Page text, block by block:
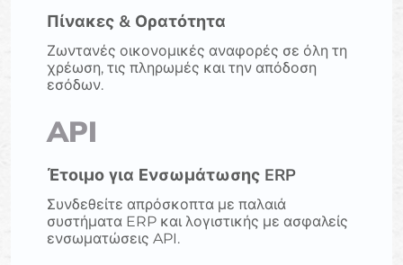
Πίνακες & Ορατότητα
Ζωντανές οικονομικές αναφορές σε όλη τη
χρέωση, τις πληρωμές και την απόδοση
εσόδων.
API
Έτοιμο για Ενσωμάτωσης ERP
Συνδεθείτε απρόσκοπτα με παλαιά
συστήματα ERP και λογιστικής με ασφαλείς
ενσωματώσεις API.